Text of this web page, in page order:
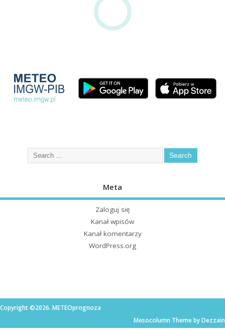
Meta
Zaloguj się
Kanał wpisów
Kanał komentarzy
WordPress.org
Copyright ©2026. METEOprognoza
Mesocolumn Theme by Dezzain